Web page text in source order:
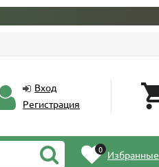
Вход
Регистрация
0 Избранные